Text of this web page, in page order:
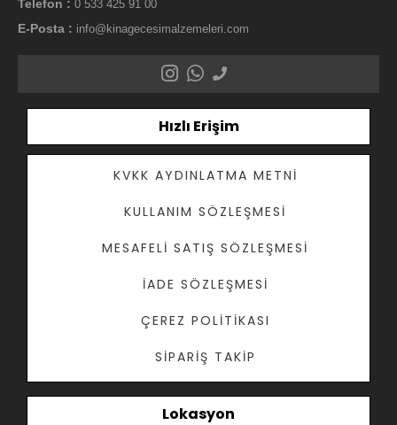
Telefon : 0 533 425 91 00
E-Posta : info@kinagecesimalzemeleri.com
Hızlı Erişim
KVKK AYDINLATMA METNI
KULLANIM SÖZLEŞMESI
MESAFELI SATIŞ SÖZLEŞMESI
İADE SÖZLEŞMESI
ÇEREZ POLITIKASI
SIPARIŞ TAKIP
Lokasyon